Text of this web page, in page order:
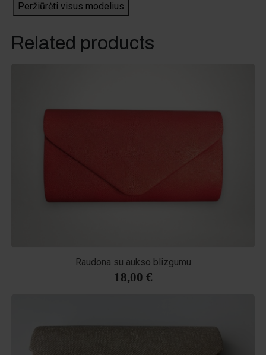
Peržiūrėti visus modelius
Related products
Raudona su aukso blizgumu
18,00 €